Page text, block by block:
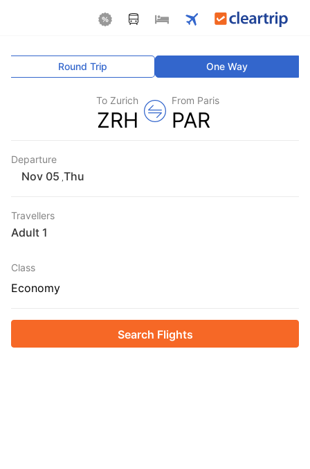
One Way
Round Trip
From Paris
PAR
To Zurich
ZRH
Departure
Thu
Travellers
1 Adult
Class
Economy